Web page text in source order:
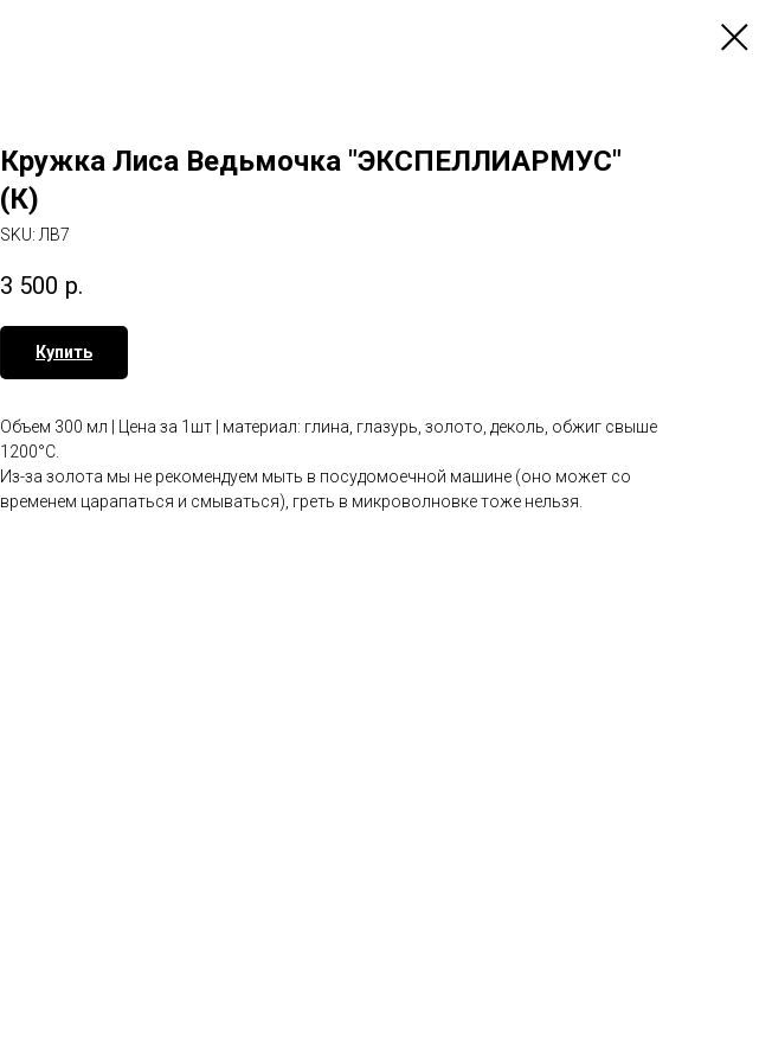
Кружка Лиса Ведьмочка "ЭКСПЕЛЛИАРМУС"
(К)
SKU: ЛВ7
3 500 р.
Купить
Объем 300 мл | Цена за 1шт | материал: глина, глазурь, золото, деколь, обжиг свыше
1200°С.
Из-за золота мы не рекомендуем мыть в посудомоечной машине (оно может со
временем царапаться и смываться), греть в микроволновке тоже нельзя.